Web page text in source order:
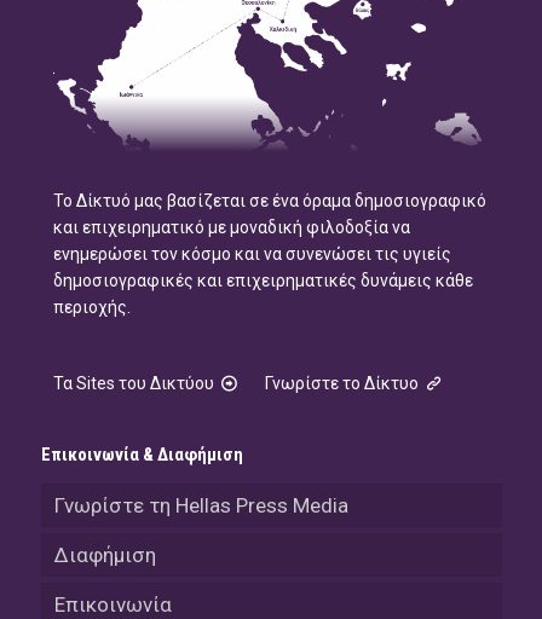
Το Δίκτυό μας βασίζεται σε ένα όραμα δημοσιογραφικό
και επιχειρηματικό με μοναδική φιλοδοξία να
ενημερώσει τον κόσμο και να συνενώσει τις υγιείς
δημοσιογραφικές και επιχειρηματικές δυνάμεις κάθε
περιοχής.
Τα Sites του Δικτύου Γνωρίστε το Δίκτυο
Επικοινωνία & Διαφήμιση
Γνωρίστε τη Hellas Press Media
Διαφήμιση
Επικοινωνία